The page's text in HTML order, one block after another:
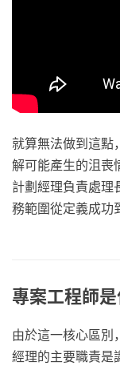
就算無法做到這點
解可能產生的沮喪
計劃經理負責處理
務範圍從定義成功
專案工程師
由於這一核心區別
經理的主要職責是